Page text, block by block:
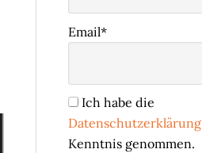
Email*
Ich habe die
Datenschutzerklärung
Kenntnis genommen.